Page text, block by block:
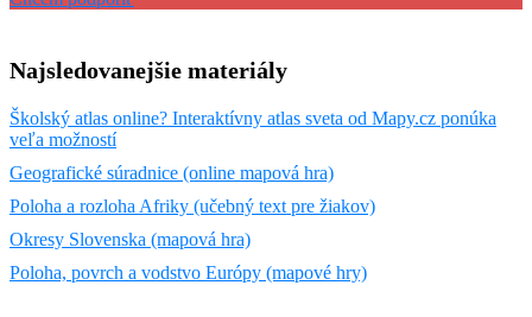
Najsledovanejšie materiály
Školský atlas online? Interaktívny atlas sveta od Mapy.cz ponúka
veľa možností
Geografické súradnice (online mapová hra)
Poloha a rozloha Afriky (učebný text pre žiakov)
Okresy Slovenska (mapová hra)
Poloha, povrch a vodstvo Európy (mapové hry)